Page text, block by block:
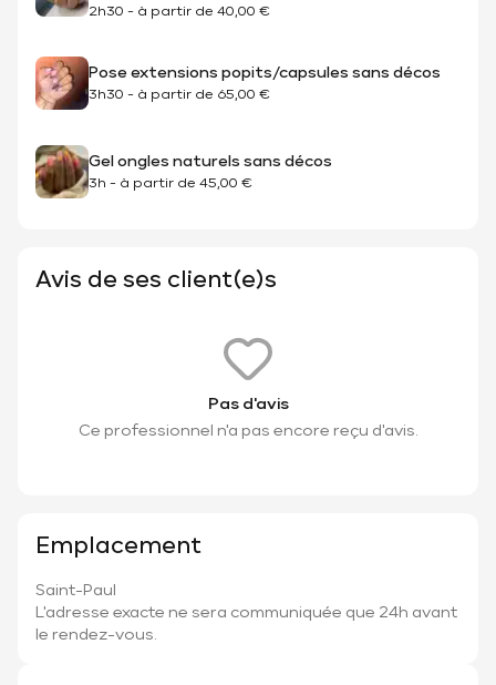
2h30 - à partir de 40,00 €
Pose extensions popits/capsules sans décos
3h30 - à partir de 65,00 €
Gel ongles naturels sans décos
3h - à partir de 45,00 €
Avis de ses client(e)s
Pas d'avis
Ce professionnel n'a pas encore reçu d'avis.
Emplacement
Saint-Paul
L'adresse exacte ne sera communiquée que 24h avant
le rendez-vous.